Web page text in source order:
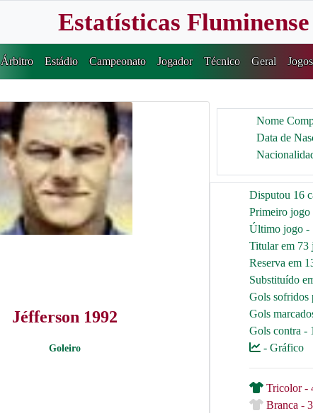
Estatísticas Fluminense
Árbitro Estádio Campeonato Jogador Técnico Geral Jogos
Jéfferson 1992
Goleiro
Nome
Data de
Disputou 16
Primeiro jogo
Último jogo -
Titular em 73
Reserva em
Substituído
Gols sofridos
Gols
Gols contra - 1
- Gráfico
Tricolor -
Branca -